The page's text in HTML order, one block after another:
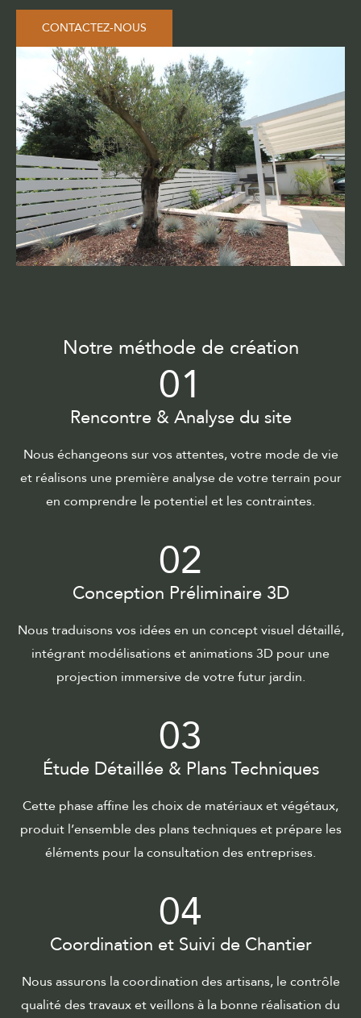
CONTACTEZ-NOUS
Notre méthode de création
01
Rencontre & Analyse du site
Nous échangeons sur vos attentes, votre mode de vie
et réalisons une première analyse de votre terrain pour
en comprendre le potentiel et les contraintes.
02
Conception Préliminaire 3D
Nous traduisons vos idées en un concept visuel détaillé,
intégrant modélisations et animations 3D pour une
projection immersive de votre futur jardin.
03
Étude Détaillée & Plans Techniques
Cette phase affine les choix de matériaux et végétaux,
produit l’ensemble des plans techniques et prépare les
éléments pour la consultation des entreprises.
04
Coordination et Suivi de Chantier
Nous assurons la coordination des artisans, le contrôle
qualité des travaux et veillons à la bonne réalisation du